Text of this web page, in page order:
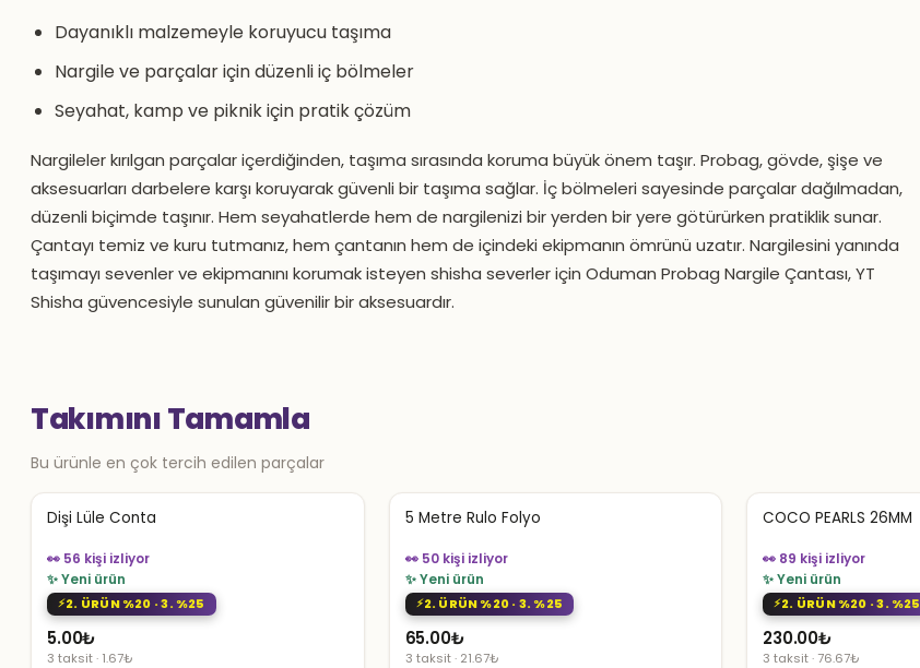
Dayanıklı malzemeyle koruyucu taşıma
Nargile ve parçalar için düzenli iç bölmeler
Seyahat, kamp ve piknik için pratik çözüm
Nargileler kırılgan parçalar içerdiğinden, taşıma sırasında koruma büyük önem taşır. Probag, gövde, şişe ve
aksesuarları darbelere karşı koruyarak güvenli bir taşıma sağlar. İç bölmeleri sayesinde parçalar dağılmadan,
düzenli biçimde taşınır. Hem seyahatlerde hem de nargilenizi bir yerden bir yere götürürken pratiklik sunar.
Çantayı temiz ve kuru tutmanız, hem çantanın hem de içindeki ekipmanın ömrünü uzatır. Nargilesini yanında
taşımayı sevenler ve ekipmanını korumak isteyen shisha severler için Oduman Probag Nargile Çantası, YT
Shisha güvencesiyle sunulan güvenilir bir aksesuardır.
Takımını Tamamla
Bu ürünle en çok tercih edilen parçalar
Dişi Lüle Conta
👀 56 kişi izliyor
✨ Yeni ürün
2. ÜRÜN %20 · 3. %25
5.00₺
3 taksit · 1.67₺
5 Metre Rulo Folyo
👀 50 kişi izliyor
✨ Yeni ürün
2. ÜRÜN %20 · 3. %25
65.00₺
3 taksit · 21.67₺
COCO PEARLS 26MM
👀 89 kişi izliyor
✨ Yeni ürün
2. ÜRÜN %20 · 3. %25
230.00₺
3 taksit · 76.67₺